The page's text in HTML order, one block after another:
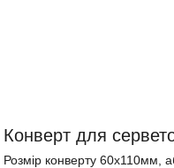
Конверт для
Розмір конверту 60х110мм,